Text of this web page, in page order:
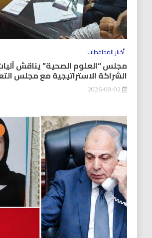
أخبار المحافظات
مجلس “العلوم الصحية” يناقش
الشراكة الاستراتيجية مع مجلس